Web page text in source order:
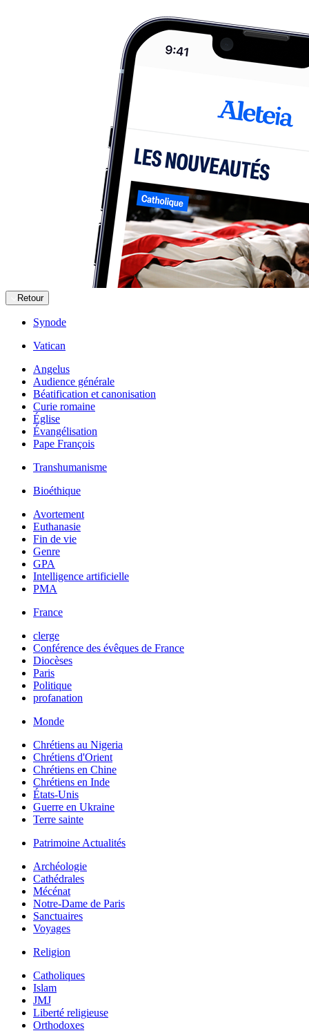
Retour
Synode
Vatican
Angelus
Audience générale
Béatification et canonisation
Curie romaine
Église
Évangélisation
Pape François
Transhumanisme
Bioéthique
Avortement
Euthanasie
Fin de vie
Genre
GPA
Intelligence artificielle
PMA
France
clerge
Conférence des évêques de France
Diocèses
Paris
Politique
profanation
Monde
Chrétiens au Nigeria
Chrétiens d'Orient
Chrétiens en Chine
Chrétiens en Inde
États-Unis
Guerre en Ukraine
Terre sainte
Patrimoine Actualités
Archéologie
Cathédrales
Mécénat
Notre-Dame de Paris
Sanctuaires
Voyages
Religion
Catholiques
Islam
JMJ
Liberté religieuse
Orthodoxes